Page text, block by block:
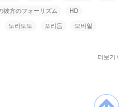
彼方のフォーリズム HD
노라토토 포리듬 모바일
더보기+